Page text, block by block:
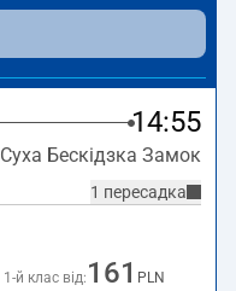
14:55
Суха Бескідзка Замок
1 пересадка
1-й клас від: 161 PLN